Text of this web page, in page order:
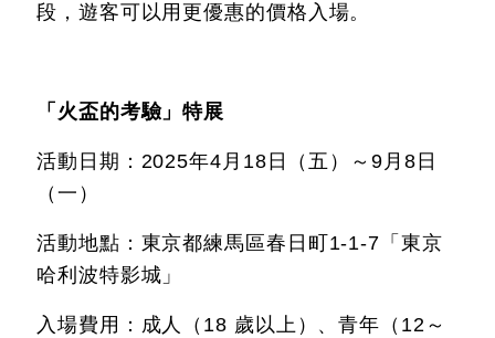
段，遊客可以用更優惠的價格入場。
「火盃的考驗」特展
活動日期：2025年4月18日（五）～9月8日
（一）
活動地點：東京都練馬區春日町1-1-7「東京
哈利波特影城」
入場費用：成人（18 歲以上）、青年（12～